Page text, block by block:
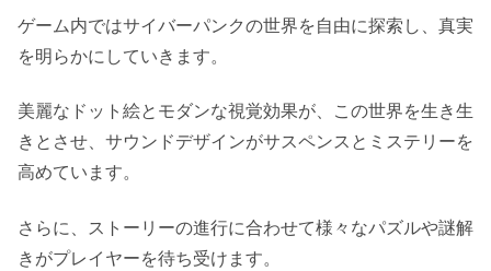
ゲーム内ではサイバーパンクの世界を自由に探索し、真実
を明らかにしていきます。
美麗なドット絵とモダンな視覚効果が、この世界を生き生
きとさせ、サウンドデザインがサスペンスとミステリーを
高めています。
さらに、ストーリーの進行に合わせて様々なパズルや謎解
きがプレイヤーを待ち受けます。